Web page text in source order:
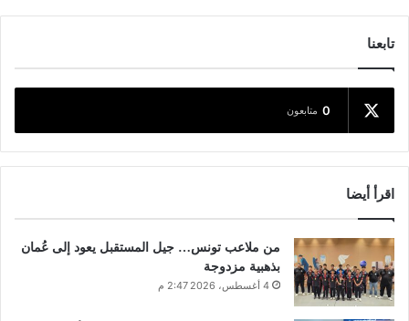
تابعنا
0 متابعون
اقرأ أيضا
من ملاعب تونس… جيل المستقبل يعود إلى عُمان
بذهبية مزدوجة
4 أغسطس، 2026 2:47 م